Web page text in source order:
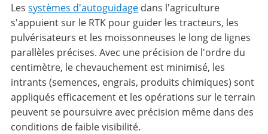
Lessystèmes d'autoguidage dans l'agriculture
s'appuient sur le RTK pour guider les tracteurs, les
pulvérisateurs et les moissonneuses le long de lignes
parallèles précises. Avec une précision de l'ordre du
centimètre, le chevauchement est minimisé, les
intrants (semences, engrais, produits chimiques) sont
appliqués efficacement et les opérations sur le terrain
peuvent se poursuivre avec précision même dans des
conditions de faible visibilité.